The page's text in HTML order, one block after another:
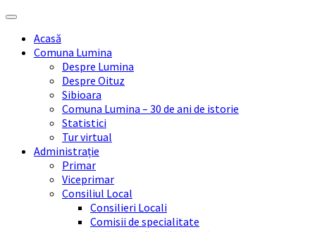
Skip
content
Skip
sidebar
Skip
right
sidebar
Skip
footerAcasă
Comuna Lumina
Despre Lumina
Despre Oituz
Sibioara
Comuna Lumina – 30 de ani de istorie
Statistici
Tur virtual
Administrație
Primar
Viceprimar
Consiliul Local
Consilieri Locali
Comisii de specialitate